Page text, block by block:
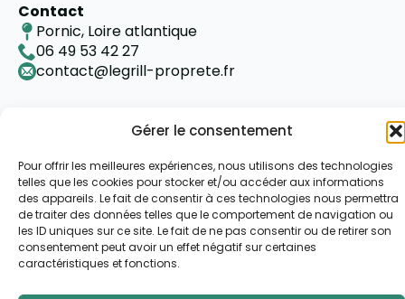
Gérer le consentement
Pour offrir les meilleures expériences, nous utilisons des technologies
telles que les cookies pour stocker et/ou accéder aux informations
des appareils. Le fait de consentir à ces technologies nous permettra
de traiter des données telles que le comportement de navigation ou
les ID uniques sur ce site. Le fait de ne pas consentir ou de retirer son
consentement peut avoir un effet négatif sur certaines
caractéristiques et fonctions.
Contact
Pornic, Loire atlantique
06 49 53 42 27
contact@legrill-proprete.fr
©2024 LEGRILL-PROPRETE.FR - COPYRIGHT